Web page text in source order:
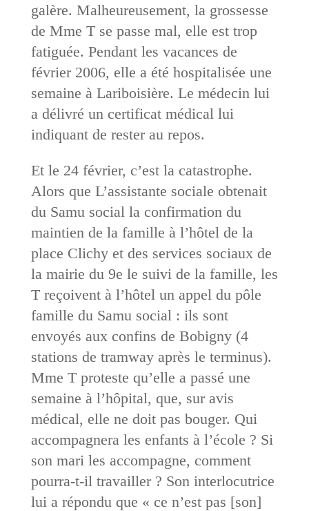
galère. Malheureusement, la grossesse
de Mme T se passe mal, elle est trop
fatiguée. Pendant les vacances de
février 2006, elle a été hospitalisée une
semaine à Lariboisière. Le médecin lui
a délivré un certificat médical lui
indiquant de rester au repos.
Et le 24 février, c’est la catastrophe.
Alors que L’assistante sociale obtenait
du Samu social la confirmation du
maintien de la famille à l’hôtel de la
place Clichy et des services sociaux de
la mairie du 9e le suivi de la famille, les
T reçoivent à l’hôtel un appel du pôle
famille du Samu social : ils sont
envoyés aux confins de Bobigny (4
stations de tramway après le terminus).
Mme T proteste qu’elle a passé une
semaine à l’hôpital, que, sur avis
médical, elle ne doit pas bouger. Qui
accompagnera les enfants à l’école ? Si
son mari les accompagne, comment
pourra-t-il travailler ? Son interlocutrice
lui a répondu que « ce n’est pas [son]